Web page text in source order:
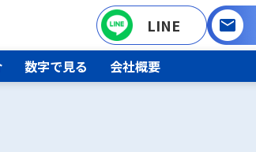
LINE
数字で見る 会社概要